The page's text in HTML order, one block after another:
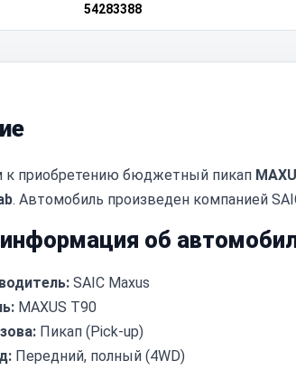
54283388
к приобретению бюджетный пикап
. Автомобиль произведен компанией
об
SAIC Maxus
MAXUS T90
Пикап (Pick-up)
Передний, полный (4WD)